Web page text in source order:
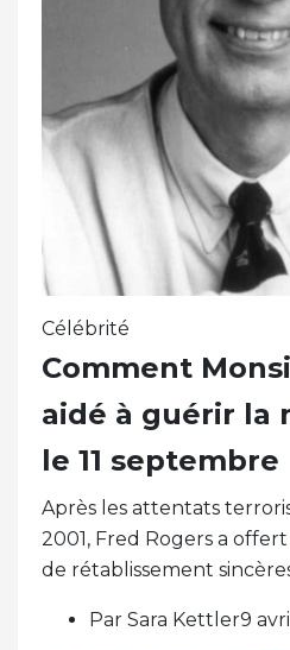
Célébrité
Comment
aidé à guérir la
le 11 septembre
Après les attentats
2001, Fred Rogers a
de rétablissement
Par Sara Kettler9